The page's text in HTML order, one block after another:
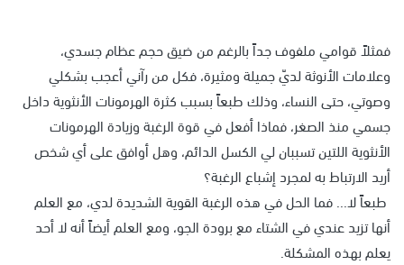
فمثلاً قوامي ملفوف جداً بالرغم من ضيق حجم عظام جسدي،
وعلامات الأنوثة لديّ جميلة ومثيرة، فكل من رآني أعجب بشكلي
وصوتي، حتى النساء، وذلك طبعاً بسبب كثرة الهرمونات الأنثوية داخل
جسمي منذ الصغر، فماذا أفعل في قوة الرغبة وزيادة الهرمونات
الأنثوية اللتين تسببان لي الكسل الدائم، وهل أوافق على أي شخص
أريد الارتباط به لمجرد إشباع الرغبة؟
طبعاً لا... فما الحل في هذه الرغبة القوية الشديدة لدي، مع العلم
أنها تزيد عندي في الشتاء مع برودة الجو، ومع العلم أيضاً أنه لا أحد
يعلم بهذه المشكلة.